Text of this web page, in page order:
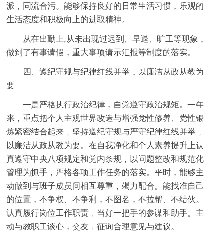
派，同流合污。能够保持良好的日常生活习惯，乐观的
生活态度和积极向上的进取精神。
从在出勤上,从未出现过迟到、早退、旷工等现象，
做到了有事请假，重大事项请示汇报等制度的落实。
四、遵纪守规与纪律红线并举，以廉洁从政从教为
要
一是严格执行政治纪律，自觉遵守政治规矩。一年
来，重点把个人主观世界改造与增强党性修养、党性锻
炼紧密结合起来，坚持遵纪守规与严守纪律红线并举，
以廉洁从政从教为要。在自我净化和个人素养提升上认
真遵守中央八项规定和党内条规，以问题整改和规范化
管理为抓手，严格各项工作任务的落实。平时，能够主
动做到与班子成员间相互尊重，竭力配合。能找准自己
的位置，不争权、不争利，不图名，不拉帮、不结伙。
认真履行岗位工作职责，当好一把手的参谋和助手。主
动与教职工谈心，交友，征询合理意见与建议。